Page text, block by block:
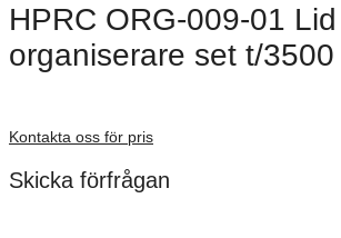
HPRC ORG-009-01 Lid
organiserare set t/3500
Kontakta oss för pris
Skicka förfrågan